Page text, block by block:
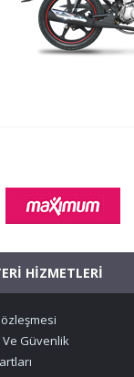
HİZMETLERİ
Ve Güvenlik